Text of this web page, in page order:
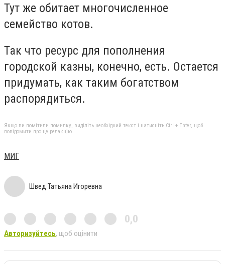
Тут же обитает многочисленное
семейство котов.
Так что ресурс для пополнения
городской казны, конечно, есть. Остается
придумать, как таким богатством
распорядиться.
Якщо ви помітили помилку, виділіть необхідний текст і натисніть Ctrl + Enter, щоб
повідомити про це редакцію
МИГ
Швед Татьяна Игоревна
0,0
Авторизуйтесь, щоб оцінити